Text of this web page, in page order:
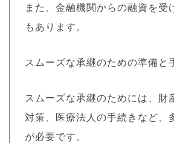
また、金融機関からの融資を受
もあります。
スムーズな承継のための準備と
スムーズな承継のためには、財
対策、医療法人の手続きなど、
が必要です。